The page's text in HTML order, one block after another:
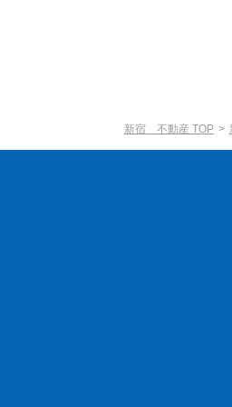
新宿 不動産 TOP